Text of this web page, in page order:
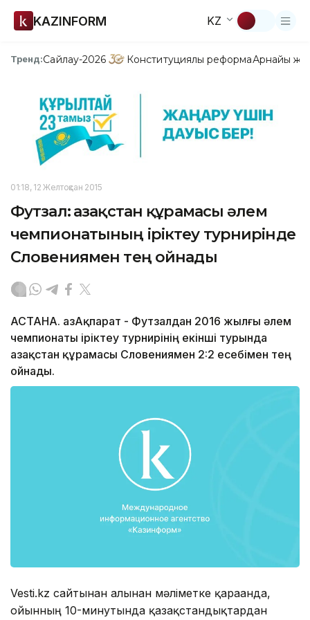
KAZINFORM KZ
Тренд:Сайлау-2026 Конституциялық реформаАрнайы
01:18, 12 Желтоқсан 2015
Футзал: Қазақстан құрамасы әлем
чемпионатының іріктеу турнирінде
Словениямен тең ойнады
АСТАНА. ҚазАқпарат - Футзалдан 2016 жылғы әлем
чемпионаты іріктеу турнирінің екінші турында
Қазақстан құрамасы Словениямен 2:2 есебімен тең
ойнады.
Vesti.kz сайтынан алынған мәліметке қарағанда,
ойынның 10-минутында қазақстандықтардан